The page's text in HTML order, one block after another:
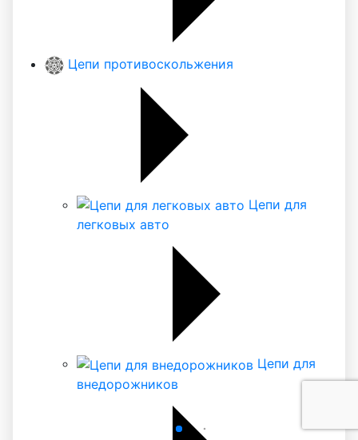
Цепи противоскольжения
Цепи для
легковых авто
Цепи для
внедорожников